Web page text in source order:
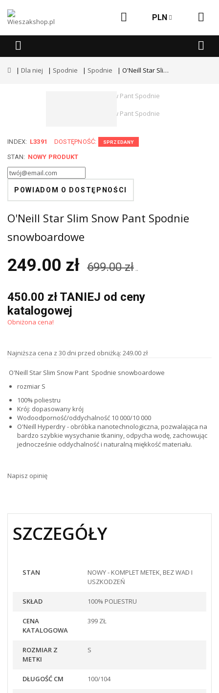
PLN
Dla niej Spodnie Spodnie O'Neill Star Slim Snow Pant Spodnie snowboardowe
INDEX: L3391 DOSTĘPNOŚĆ: SPRZEDANY
STAN: NOWY PRODUKT
POWIADOM O DOSTĘPNOŚCI
O'Neill Star Slim Snow Pant Spodnie
snowboardowe
249.00 zł 699.00 zł ..
450.00 zł TANIEJ od ceny
katalogowej
Obniżona cena!
Najniższa cena z 30 dni przed obniżką: 249.00 zł
O'Neill Star Slim Snow Pant Spodnie snowboardowe
rozmiar S
100% poliestru
Krój: dopasowany krój
Wodoodporność/oddychalność 10 000/10 000
O'Neill Hyperdry - obróbka nanotechnologiczna, pozwalająca na
bardzo szybkie wysychanie tkaniny, odpycha wodę, zachowując
jednocześnie oddychalność i naturalną miękkość materiału.
Napisz opinię
SZCZEGÓŁY
STAN
NOWY - KOMPLET METEK, BEZ WAD I
USZKODZEŃ
SKŁAD 100% POLIESTRU
CENA
KATALOGOWA
399 ZŁ
ROZMIAR Z
METKI
S
DŁUGOŚĆ CM 100/104